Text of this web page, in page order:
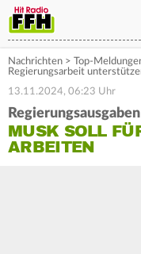
Nachrichten > Top-
Regierungsarbeit
13.11.2024, 06:23 Uhr
MUSK SOLL
ARBEITEN